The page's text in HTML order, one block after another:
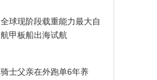
全球现阶段载重能力最大自
航甲板船出海试航
骑士父亲在外跑单6年养